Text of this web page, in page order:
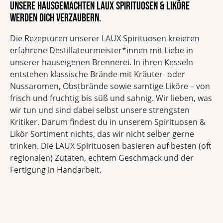
Unsere hausgemachten LAUX Spirituosen & Liköre
werden dich verzaubern.
Die Rezepturen unserer LAUX Spirituosen kreieren
erfahrene Destillateurmeister*innen mit Liebe in
unserer hauseigenen Brennerei. In ihren Kesseln
entstehen klassische Brände mit Kräuter- oder
Nussaromen, Obstbrände sowie samtige Liköre – von
frisch und fruchtig bis süß und sahnig. Wir lieben, was
wir tun und sind dabei selbst unsere strengsten
Kritiker. Darum findest du in unserem Spirituosen &
Likör Sortiment nichts, das wir nicht selber gerne
trinken. Die LAUX Spirituosen basieren auf besten (oft
regionalen) Zutaten, echtem Geschmack und der
Fertigung in Handarbeit.